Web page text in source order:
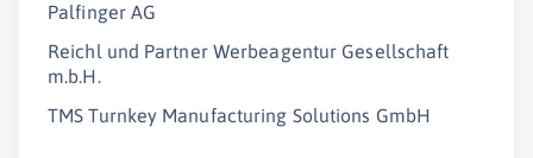
Palfinger AG
Reichl und Partner Werbeagentur Gesellschaft
m.b.H.
TMS Turnkey Manufacturing Solutions GmbH